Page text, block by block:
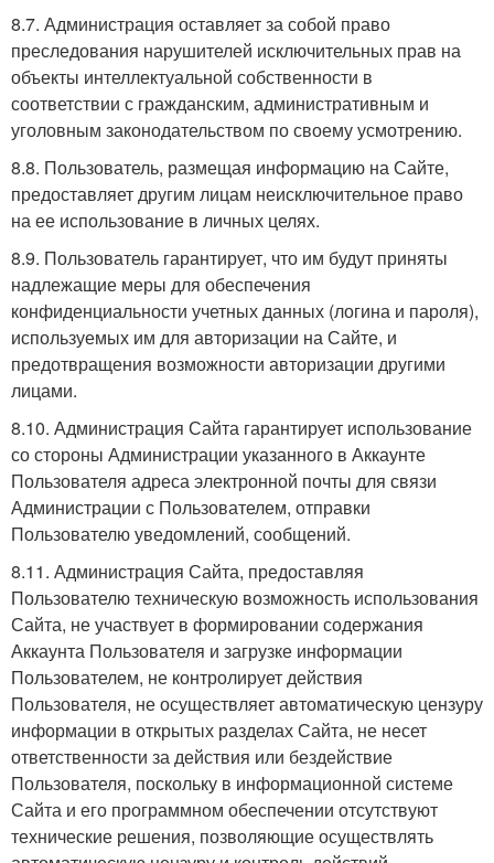
8.7. Администрация оставляет за собой право
преследования нарушителей исключительных прав на
объекты интеллектуальной собственности в
соответствии с гражданским, административным и
уголовным законодательством по своему усмотрению.
8.8. Пользователь, размещая информацию на Сайте,
предоставляет другим лицам неисключительное право
на ее использование в личных целях.
8.9. Пользователь гарантирует, что им будут приняты
надлежащие меры для обеспечения
конфиденциальности учетных данных (логина и пароля),
используемых им для авторизации на Сайте, и
предотвращения возможности авторизации другими
лицами.
8.10. Администрация Сайта гарантирует использование
со стороны Администрации указанного в Аккаунте
Пользователя адреса электронной почты для связи
Администрации с Пользователем, отправки
Пользователю уведомлений, сообщений.
8.11. Администрация Сайта, предоставляя
Пользователю техническую возможность использования
Сайта, не участвует в формировании содержания
Аккаунта Пользователя и загрузке информации
Пользователем, не контролирует действия
Пользователя, не осуществляет автоматическую цензуру
информации в открытых разделах Сайта, не несет
ответственности за действия или бездействие
Пользователя, поскольку в информационной системе
Сайта и его программном обеспечении отсутствуют
технические решения, позволяющие осуществлять